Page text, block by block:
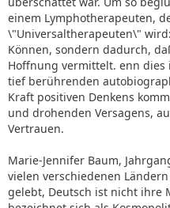
einem Lymphotherapeuten,
\"Universaltherapeuten\"
Können, sondern dadurch,
Hoffnung vermittelt. enn
tief berührenden
Kraft positiven Denkens
und drohenden Versagens,
Vertrauen.
Marie-Jennifer Baum,
vielen verschiedenen
gelebt, Deutsch ist nicht ihre